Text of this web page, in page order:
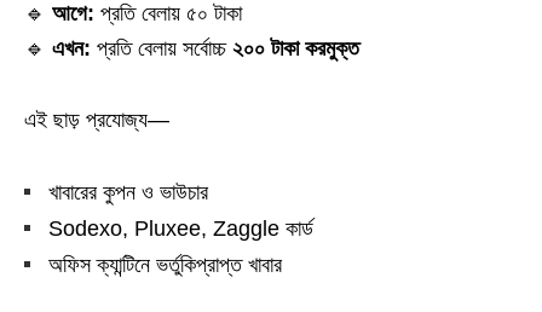
🔹 আগে: প্রতি বেলায় ৫০ টাকা
🔹 এখন: প্রতি বেলায় সর্বোচ্চ ২০০ টাকা করমুক্ত
এই ছাড় প্রযোজ্য—
খাবারের কুপন ও ভাউচার
Sodexo, Pluxee, Zaggle কার্ড
অফিস ক্যান্টিনে ভর্তুকিপ্রাপ্ত খাবার